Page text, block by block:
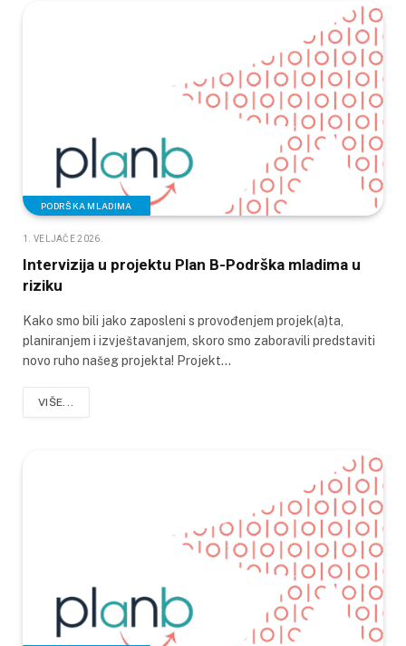
PODRŠKA MLADIMA
1. VELJAČE 2026.
Intervizija u projektu Plan B-Podrška mladima u
riziku
Kako smo bili jako zaposleni s provođenjem projek(a)ta,
planiranjem i izvještavanjem, skoro smo zaboravili predstaviti
novo ruho našeg projekta! Projekt…
VIŠE...